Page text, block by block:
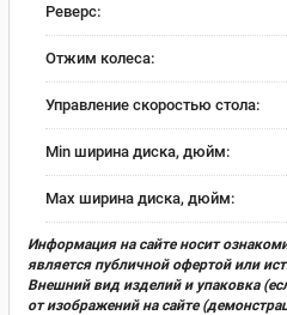
Реверс:
Отжим колеса:
Управление скоростью стола:
Min ширина диска, дюйм:
Max ширина диска, дюйм:
Информация на сайте носит
является публичной офертой или
Внешний вид изделий и упаковка
от изображений на сайте